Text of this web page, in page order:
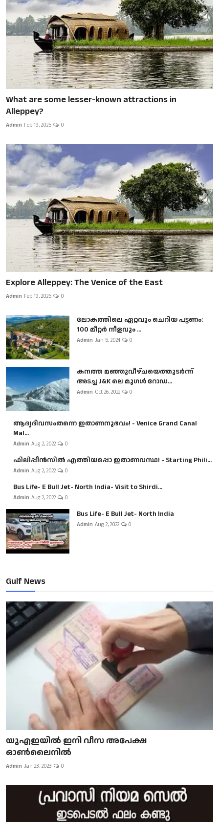
What are some lesser-known attractions in
Alleppey?
Admin Feb 19, 2025 0
Explore Alleppey: The Venice of the East
Admin Feb 19, 2025 0
ലോകത്തിലെ ഏറ്റവും ചെറിയ പട്ടണം:
100 മീറ്റർ നീളവും ...
Admin Jan 5, 2024 0
കനത്ത മഞ്ഞുവീഴ്ചയെത്തുടർന്ന്
അടച്ച J&K ലെ മുഗൾ റോഡ...
Admin Oct 26, 2022 0
ആദ്യദിവസംതന്നെ ഇതാണനുഭവം! - Venice Grand Canal
Mal...
Admin Aug 2, 2022 0
ഫിലിപ്പീൻസിൽ എത്തിയപ്പൊ ഇതാണവസ്ഥ! - Starting Phili...
Admin Aug 2, 2022 0
Bus Life- E Bull Jet- North India- Visit to Shirdi...
Admin Aug 2, 2022 0
Bus Life- E Bull Jet- North India
Admin Aug 2, 2022 0
Gulf News
യുഎഇയിൽ ഇനി വീസ അപേക്ഷ
ഓൺലൈനിൽ
Admin Jan 23, 2023 0